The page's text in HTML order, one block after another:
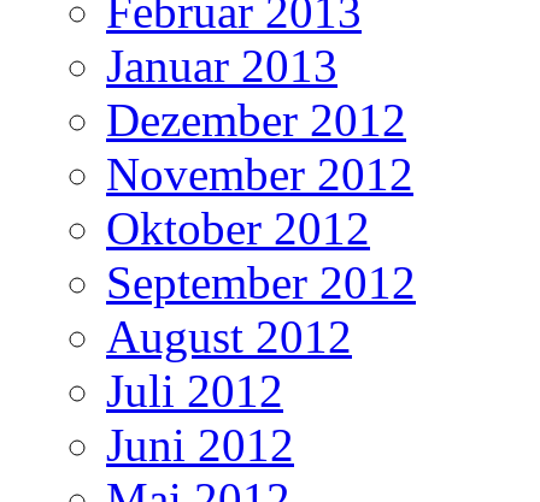
Februar 2013
Januar 2013
Dezember 2012
November 2012
Oktober 2012
September 2012
August 2012
Juli 2012
Juni 2012